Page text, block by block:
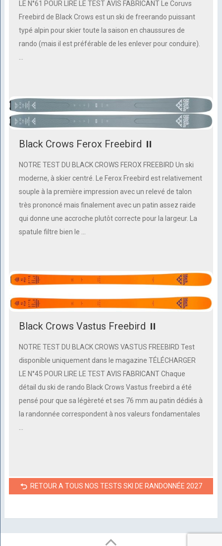
LE N°61 POUR LIRE LE TEST AVIS FABRICANT Le Coruvs
Freebird de Black Crows est un ski de freerando puissant
typé alpin pour skier toute la saison en chaussures de
rando (mais il est préférable de les enlever pour conduire).
Black Crows Ferox Freebird ⏸
NOTRE TEST DU BLACK CROWS FEROX FREEBIRD Un ski
moderne, à skier centré. Le Ferox Freebird est relativement
souple à la première impression avec un relevé de talon
très prononcé mais finalement avec un patin assez raide
qui donne une accroche plutôt correcte pour la largeur. La
spatule filtre bien le …
Black Crows Vastus Freebird ⏸
NOTRE TEST DU BLACK CROWS VASTUS FREEBIRD Test
disponible uniquement dans le magazine TÉLÉCHARGER
LE N°45 POUR LIRE LE TEST AVIS FABRICANT Chaque
détail du ski de rando Black Crows Vastus freebird a été
pensé pour que sa légèreté et ses 76 mm au patin dédiés à
la randonnée correspondent à nos valeurs fondamentales
…
RETOUR A TOUS NOS TESTS SKI DE RANDONNÉE 2027